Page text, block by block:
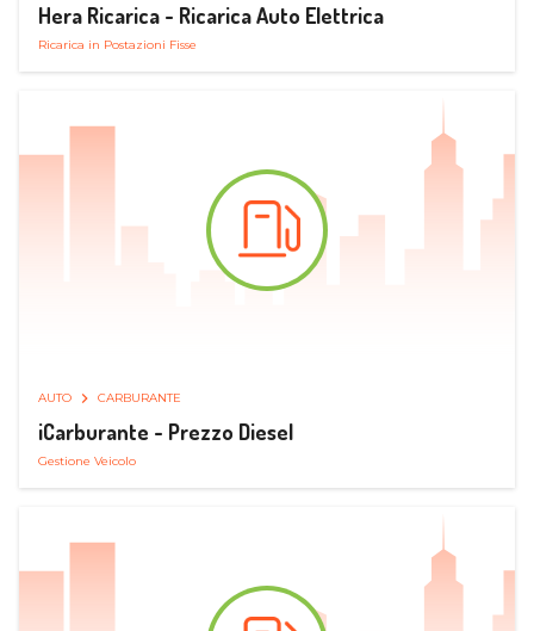
Hera Ricarica - Ricarica Auto Elettrica
Ricarica in Postazioni Fisse
AUTO CARBURANTE
iCarburante - Prezzo Diesel
Gestione Veicolo